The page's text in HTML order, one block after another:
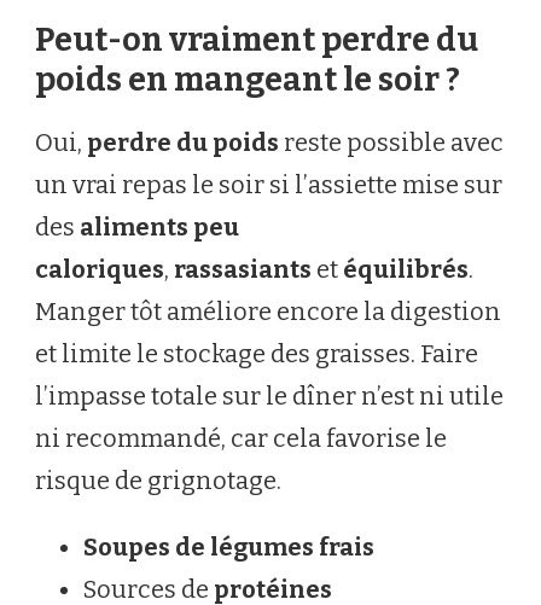
Peut-on vraiment perdre du
poids en mangeant le soir ?
Oui, perdre du poids reste possible avec
un vrai repas le soir si l’assiette mise sur
des aliments peu
caloriques, rassasiants et équilibrés.
Manger tôt améliore encore la digestion
et limite le stockage des graisses. Faire
l’impasse totale sur le dîner n’est ni utile
ni recommandé, car cela favorise le
risque de grignotage.
Soupes de légumes frais
Sources de protéines